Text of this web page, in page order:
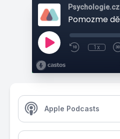
Psychologie.cz
Pomozme
1x
Apple Podcasts